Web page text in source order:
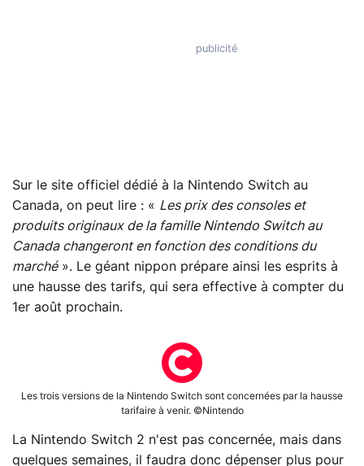
Sur le site officiel dédié à la Nintendo Switch au
Canada, on peut lire : « Les prix des consoles et
produits originaux de la famille Nintendo Switch au
Canada changeront en fonction des conditions du
marché». Le géant nippon prépare ainsi les esprits à
une hausse des tarifs, qui sera effective à compter du
1er août prochain.
Les trois versions de la Nintendo Switch sont concernées par la hausse
tarifaire à venir. ©Nintendo
La Nintendo Switch 2 n'est pas concernée, mais dans
quelques semaines, il faudra donc dépenser plus pour